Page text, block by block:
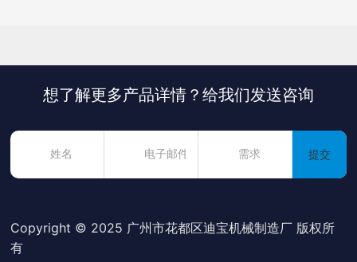
想了解更多产品详情？给我们发送咨询
提交
Copyright © 2025 广州市花都区迪宝机械制造厂 版权所
有